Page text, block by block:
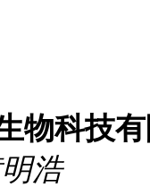
物科技有
浩